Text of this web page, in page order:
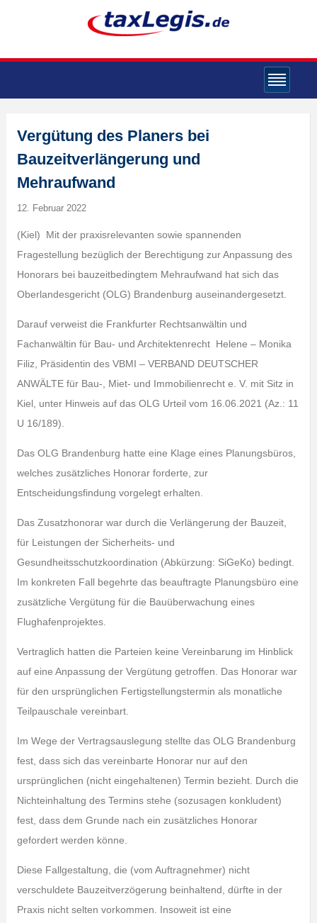
Vergütung des Planers bei
Bauzeitverlängerung und
Mehraufwand
12. Februar 2022
(Kiel) Mit der praxisrelevanten sowie spannenden
Fragestellung bezüglich der Berechtigung zur Anpassung des
Honorars bei bauzeitbedingtem Mehraufwand hat sich das
Oberlandesgericht (OLG) Brandenburg auseinandergesetzt.
Darauf verweist die Frankfurter Rechtsanwältin und
Fachanwältin für Bau- und Architektenrecht Helene – Monika
Filiz, Präsidentin des VBMI – VERBAND DEUTSCHER
ANWÄLTE für Bau-, Miet- und Immobilienrecht e. V. mit Sitz in
Kiel, unter Hinweis auf das OLG Urteil vom 16.06.2021 (Az.: 11
U 16/189).
Das OLG Brandenburg hatte eine Klage eines Planungsbüros,
welches zusätzliches Honorar forderte, zur
Entscheidungsfindung vorgelegt erhalten.
Das Zusatzhonorar war durch die Verlängerung der Bauzeit,
für Leistungen der Sicherheits- und
Gesundheitsschutzkoordination (Abkürzung: SiGeKo) bedingt.
Im konkreten Fall begehrte das beauftragte Planungsbüro eine
zusätzliche Vergütung für die Bauüberwachung eines
Flughafenprojektes.
Vertraglich hatten die Parteien keine Vereinbarung im Hinblick
auf eine Anpassung der Vergütung getroffen. Das Honorar war
für den ursprünglichen Fertigstellungstermin als monatliche
Teilpauschale vereinbart.
Im Wege der Vertragsauslegung stellte das OLG Brandenburg
fest, dass sich das vereinbarte Honorar nur auf den
ursprünglichen (nicht eingehaltenen) Termin bezieht. Durch die
Nichteinhaltung des Termins stehe (sozusagen konkludent)
fest, dass dem Grunde nach ein zusätzliches Honorar
gefordert werden könne.
Diese Fallgestaltung, die (vom Auftragnehmer) nicht
verschuldete Bauzeitverzögerung beinhaltend, dürfte in der
Praxis nicht selten vorkommen. Insoweit ist eine